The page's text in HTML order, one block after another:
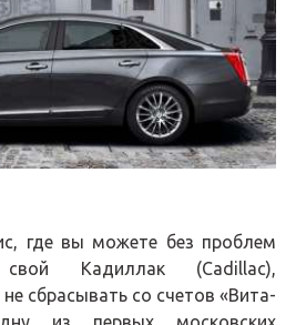
где вы можете без проблем
свой Кадиллак (Cadillac),
сбрасывать со счетов «Вита-